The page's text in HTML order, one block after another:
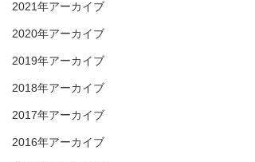
2021年アーカイブ
2020年アーカイブ
2019年アーカイブ
2018年アーカイブ
2017年アーカイブ
2016年アーカイブ